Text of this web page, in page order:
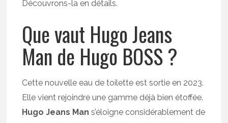
Découvrons-la en détails.
Que vaut Hugo Jeans
Man de Hugo BOSS ?
Cette nouvelle eau de toilette est sortie en 2023.
Elle vient rejoindre une gamme déjà bien étoffée.
Hugo Jeans Mans’éloigne considérablement de